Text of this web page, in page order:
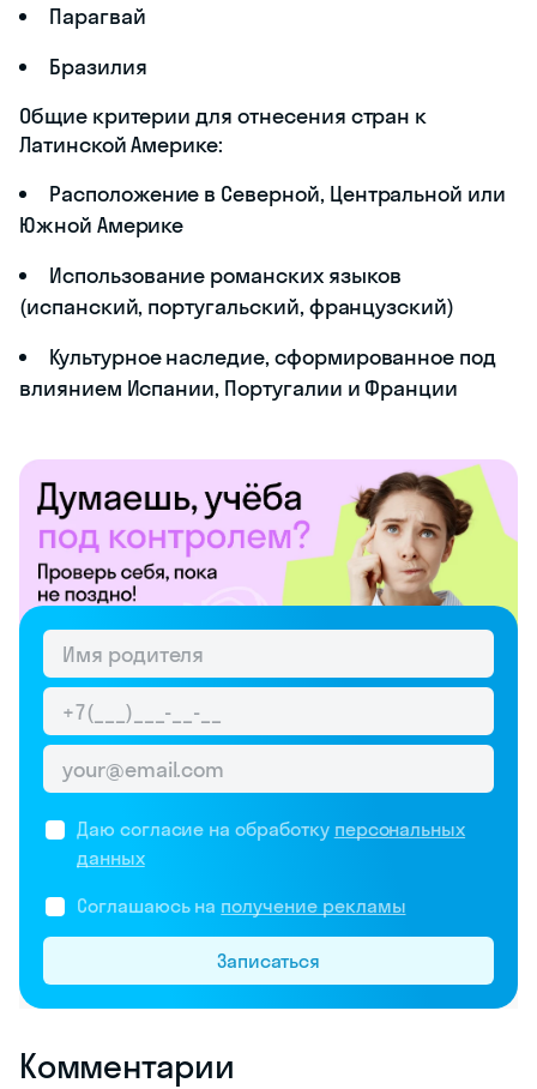
Парагвай
Бразилия
Общие критерии для отнесения стран к
Латинской Америке:
Расположение в Северной, Центральной или
Южной Америке
Использование романских языков
(испанский, португальский, французский)
Культурное наследие, сформированное под
влиянием Испании, Португалии и Франции
Даю согласие на обработку персональных
данных
Соглашаюсь на получение рекламы
Записаться
Комментарии